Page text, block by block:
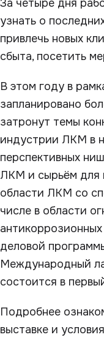
За четыре дня
узнать о
привлечь новых
сбыта, посетить
В этом году в
запланировано
затронут темы
индустрии ЛКМ в
перспективных
ЛКМ и сырьём для
области ЛКМ со
числе в области
деловой
Международный
состоится в
Подробнее
выставке и